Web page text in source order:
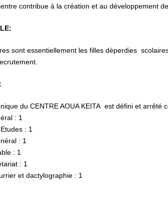
contribue à la création et au développement
sont essentiellement les filles déperdies
du CENTRE AOUA KEITA est défini et arrêté
: 1
: 1
: 1
: 1
: 1
et dactylographie : 1